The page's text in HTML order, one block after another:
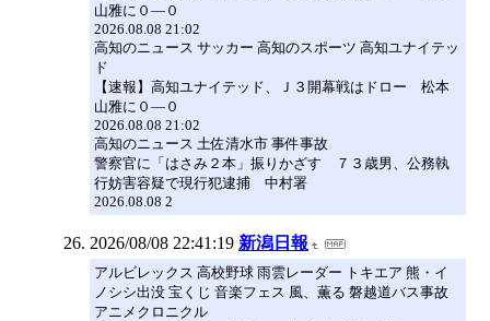
山雅に０―０
2026.08.08 21:02
高知のニュース サッカー 高知のスポーツ 高知ユナイテッ
ド
【速報】高知ユナイテッド、Ｊ３開幕戦はドロー 松本
山雅に０―０
2026.08.08 21:02
高知のニュース 土佐清水市 事件事故
警察官に「はさみ２本」振りかざす ７３歳男、公務執
行妨害容疑で現行犯逮捕 中村署
2026.08.08 2
2026/08/08 22:41:19 新潟日報
アルビレックス 高校野球 雨雲レーダー トキエア 熊・イ
ノシシ出没 宝くじ 音楽フェス 風、薫る 磐越道バス事故
アニメクロニクル